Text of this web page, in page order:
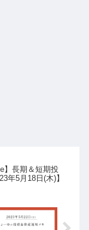
】長期＆短期投
年5月18日(木)】